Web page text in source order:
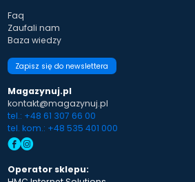
Faq
Zaufali nam
Baza wiedzy
Zapisz się do newslettera
Magazynuj.pl
kontakt@magazynuj.pl
tel.: +48 61 307 66 00
tel. kom.: +48 535 401 000
Operator sklepu: